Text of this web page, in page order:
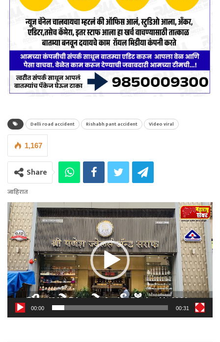
Delli road accident Rishabh pant accident Video viral
1,167
Share
जाहिरात
Video
Player
00:00 00:31